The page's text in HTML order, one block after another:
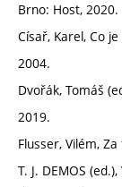
Brno: Host, 2020.
Císař, Karel, Co
2004.
Dvořák, Tomáš
2019.
Flusser, Vilém,
T. J. DEMOS